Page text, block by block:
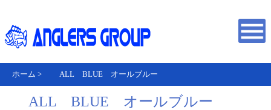
ホーム > ALL BLUE オールブルー
ALL BLUE オールブルー